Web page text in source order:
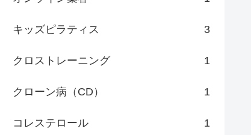
キッズピラティス 3
クロストレーニング 1
クローン病（CD） 1
コレステロール 1